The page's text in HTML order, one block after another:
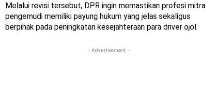
Melalui revisi tersebut, DPR ingin memastikan profesi mitra
pengemudi memiliki payung hukum yang jelas sekaligus
berpihak pada peningkatan kesejahteraan para driver ojol.
- Advertisement -